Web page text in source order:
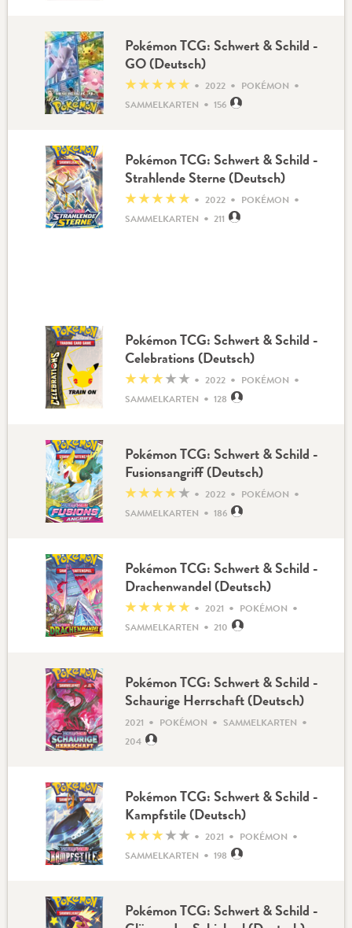
Pokémon TCG: Schwert & Schild -
GO (Deutsch)
★★★★★ • 2022 • POKÉMON •
SAMMELKARTEN • 156
Pokémon TCG: Schwert & Schild -
Strahlende Sterne (Deutsch)
★★★★★ • 2022 • POKÉMON •
SAMMELKARTEN • 211
Pokémon TCG: Schwert & Schild -
Celebrations (Deutsch)
★★★★★ • 2022 • POKÉMON •
SAMMELKARTEN • 128
Pokémon TCG: Schwert & Schild -
Fusionsangriff (Deutsch)
★★★★★ • 2022 • POKÉMON •
SAMMELKARTEN • 186
Pokémon TCG: Schwert & Schild -
Drachenwandel (Deutsch)
★★★★★ • 2021 • POKÉMON •
SAMMELKARTEN • 210
Pokémon TCG: Schwert & Schild -
Schaurige Herrschaft (Deutsch)
2021 • POKÉMON • SAMMELKARTEN •
204
Pokémon TCG: Schwert & Schild -
Kampfstile (Deutsch)
★★★★★ • 2021 • POKÉMON •
SAMMELKARTEN • 198
Pokémon TCG: Schwert & Schild -